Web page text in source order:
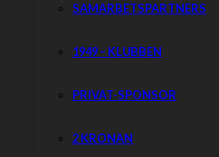
SAMARBETSPARTNERS
1949 – KLUBBEN
PRIVAT-SPONSOR
2 KRONAN